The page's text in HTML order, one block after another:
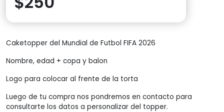
Caketopper del Mundial de Futbol FIFA 2026
Nombre, edad + copa y balon
Logo para colocar al frente de la torta
Luego de tu compra nos pondremos en contacto para
consultarte los datos a personalizar del topper.